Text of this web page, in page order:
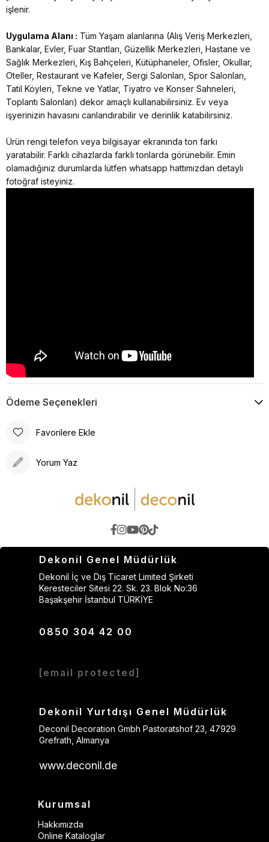
işlenir.
Uygulama Alanı : Tüm Yaşam alanlarına (Alış Veriş Merkezleri,
Bankalar, Evler, Fuar Stantları, Güzellik Merkezleri, Hastane ve
Sağlık Merkezleri, Kış Bahçeleri, Kütüphaneler, Ofisler, Okullar,
Oteller, Restaurant ve Kafeler, Sergi Salonları, Spor Salonları,
Tatil Köyleri, Tekne ve Yatlar, Tiyatro ve Konser Sahneleri,
Toplantı Salonları) dekor amaçlı kullanabilirsiniz. Ev veya
işyerinizin havasını canlandırabilir ve derinlik katabilirsiniz.
Ürün rengi telefon veya bilgisayar ekranında ton farkı
yaratabilir. Farklı cihazlarda farklı tonlarda görünebilir. Emin
olamadığınız durumlarda lütfen whatsapp hattımızdan detaylı
fotoğraf isteyiniz.
Ödeme Seçenekleri
Favorilere Ekle
Yorum Yaz
Dekonil Genel Müdürlük
Dekonil İç ve Dış Ticaret Limited Şirketi
Keresteciler Sitesi 22. Sk. 23. Blok No:36
Başakşehir İstanbul TÜRKİYE
0850 304 42 00
[email protected]
Dekonil Yurtdışı Genel Müdürlük
Deconil Decoration Gmbh Pastoratshof 23, 47929
Grefrath, Almanya
www.deconil.de
Kurumsal
Hakkımızda
Online Kataloglar